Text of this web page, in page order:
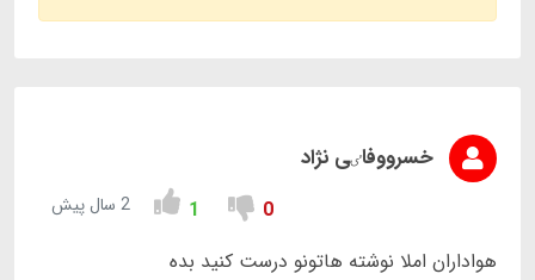
خسرووفاٸی نژاد
0
1 2 سال پیش
هواداران املا نوشته هاتونو درست کنید بده